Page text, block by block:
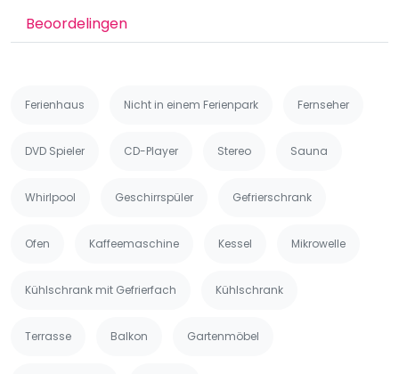
Beoordelingen
Ferienhaus Nicht in einem Ferienpark Fernseher
DVD Spieler CD-Player Stereo Sauna
Whirlpool Geschirrspüler Gefrierschrank
Ofen Kaffeemaschine Kessel Mikrowelle
Kühlschrank mit Gefrierfach Kühlschrank
Terrasse Balkon Gartenmöbel